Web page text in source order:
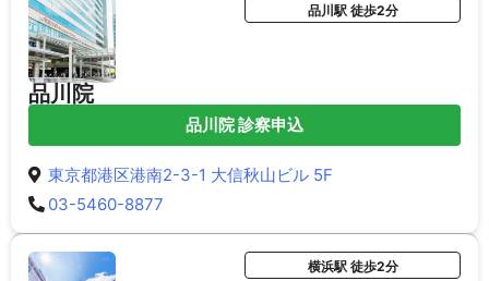
品川院
品川駅 徒歩2分
品川院 診察申込
東京都港区港南2-3-1 大信秋山ビル 5F
03-5460-8877
横浜駅 徒歩2分